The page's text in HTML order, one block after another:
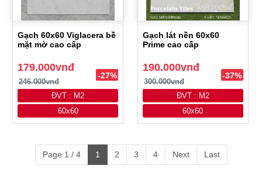
Gạch 60x60 Viglacera bề
mặt mờ cao cấp
179.000vnđ
246.000vnđ
-27%
ĐVT : M2
60x60
Gạch lát nền 60x60
Prime cao cấp
190.000vnđ
300.000vnđ
-37%
ĐVT : M2
60x60
Page 1 / 4 1 2 3 4 Next Last